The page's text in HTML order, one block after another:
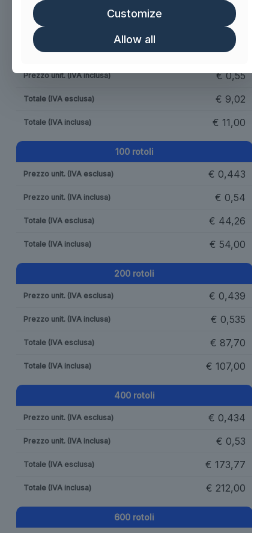
€0,451
€0,55
€ 9,02
€ 11,00
100 rotoli
€ 0,443
€ 0,54
€ 44,26
€ 54,00
200 rotoli
€ 0,439
€ 0,535
€ 87,70
€ 107,00
400 rotoli
€ 0,434
€ 0,53
€ 173,77
€ 212,00
600 rotoli
Customize
Allow all